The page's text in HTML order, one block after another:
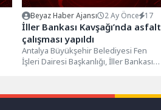
Beyaz Haber Ajansı 2 Ay Önce 17
İller Bankası Kavşağı’nda asfalt
çalışması yapıldı
Antalya Büyükşehir Belediyesi Fen
İşleri Dairesi Başkanlığı, İller Bankası